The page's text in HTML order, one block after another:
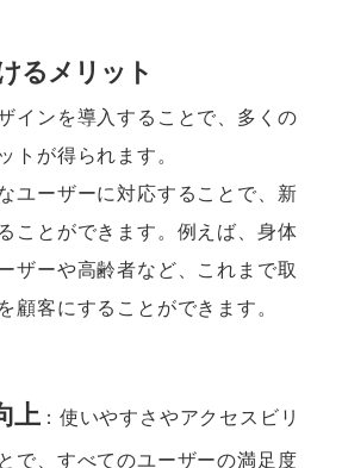
るメリット
インを導入することで、多くの
トが得られます。
ユーザーに対応することで、新
ことができます。例えば、身体
ザーや高齢者など、これまで取
顧客にすることができます。
上：使いやすさやアクセスビリ
で、すべてのユーザーの満足度